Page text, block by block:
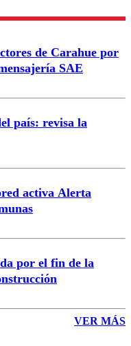
de Carahue por
SAE
país: revisa la
activa Alerta
por el fin de la
VER MÁS